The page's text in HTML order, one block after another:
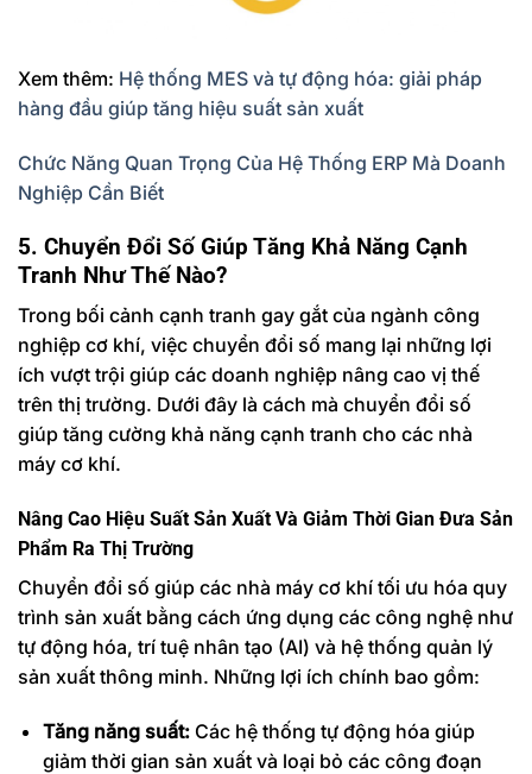
Xem thêm: Hệ thống MES và tự động hóa: giải pháp
hàng đầu giúp tăng hiệu suất sản xuất
Chức Năng Quan Trọng Của Hệ Thống ERP Mà Doanh
Nghiệp Cần Biết
5. Chuyển Đổi Số Giúp Tăng Khả Năng Cạnh
Tranh Như Thế Nào?
Trong bối cảnh cạnh tranh gay gắt của ngành công
nghiệp cơ khí, việc chuyển đổi số mang lại những lợi
ích vượt trội giúp các doanh nghiệp nâng cao vị thế
trên thị trường. Dưới đây là cách mà chuyển đổi số
giúp tăng cường khả năng cạnh tranh cho các nhà
máy cơ khí.
Nâng Cao Hiệu Suất Sản Xuất Và Giảm Thời Gian Đưa Sản
Phẩm Ra Thị Trường
Chuyển đổi số giúp các nhà máy cơ khí tối ưu hóa quy
trình sản xuất bằng cách ứng dụng các công nghệ như
tự động hóa, trí tuệ nhân tạo (AI) và hệ thống quản lý
sản xuất thông minh. Những lợi ích chính bao gồm:
Tăng năng suất:Các hệ thống tự động hóa giúp
giảm thời gian sản xuất và loại bỏ các công đoạn